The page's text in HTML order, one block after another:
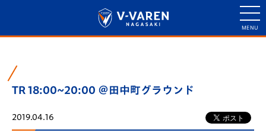
TR 18:00~20:00 ＠田中町グラウンド
2019.04.16